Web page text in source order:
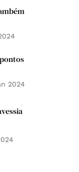
2024